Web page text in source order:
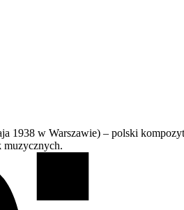
1938 w Warszawie) – polski
muzycznych.